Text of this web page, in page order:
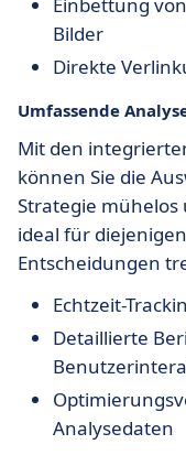
Bilder
Direkte
Umfassende
Mit den
können Sie die
Strategie mühelos
ideal für
Entscheidungen
Echtzeit-
Detaillierte
Analysedaten